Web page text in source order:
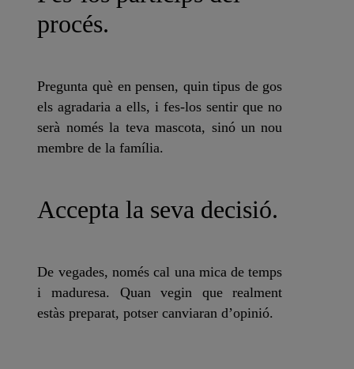
procés.
Pregunta què en pensen, quin tipus de gos
els agradaria a ells, i fes-los sentir que no
serà només la teva mascota, sinó un nou
membre de la família.
Accepta la seva decisió.
De vegades, només cal una mica de temps
i maduresa. Quan vegin que realment
estàs preparat, potser canviaran d’opinió.